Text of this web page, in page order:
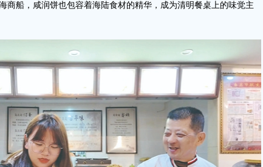
商船，咸润饼也包容着海陆食材的精华，成为清明餐桌上的味觉主